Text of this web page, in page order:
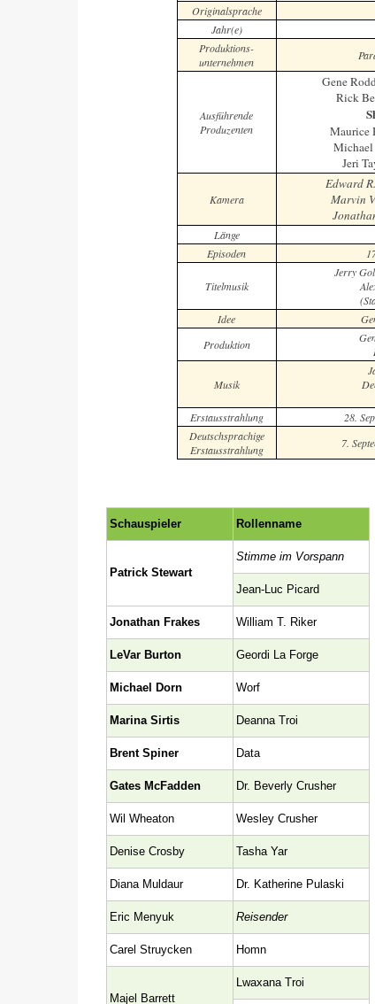
Originalsprache
Jahr(e)
Produktions-
unternehmen
Ausführende
Produzenten
Gene
Rick
Maurice
Jeri
Kamera
Edward
Marvin
Länge
Episoden
Titelmusik
Jerry
Idee
Produktion
Musik
Erstausstrahlung
28.
Deutschsprachige
Erstausstrahlung
7.
Schauspieler Rollenname
Patrick Stewart
Stimme im Vorspann
Jean-Luc Picard
Jonathan Frakes William T. Riker
LeVar Burton Geordi La Forge
Michael Dorn Worf
Marina Sirtis Deanna Troi
Brent Spiner Data
Gates McFadden Dr. Beverly Crusher
Wil Wheaton Wesley Crusher
Denise Crosby Tasha Yar
Diana Muldaur Dr. Katherine Pulaski
Eric Menyuk Reisender
Carel Struycken Homn
Majel Barrett
Lwaxana Troi